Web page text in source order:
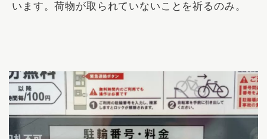
います。荷物が取られていないことを祈るのみ。